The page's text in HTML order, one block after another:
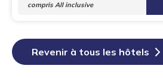
compris All inclusive
Revenir à tous les hôtels